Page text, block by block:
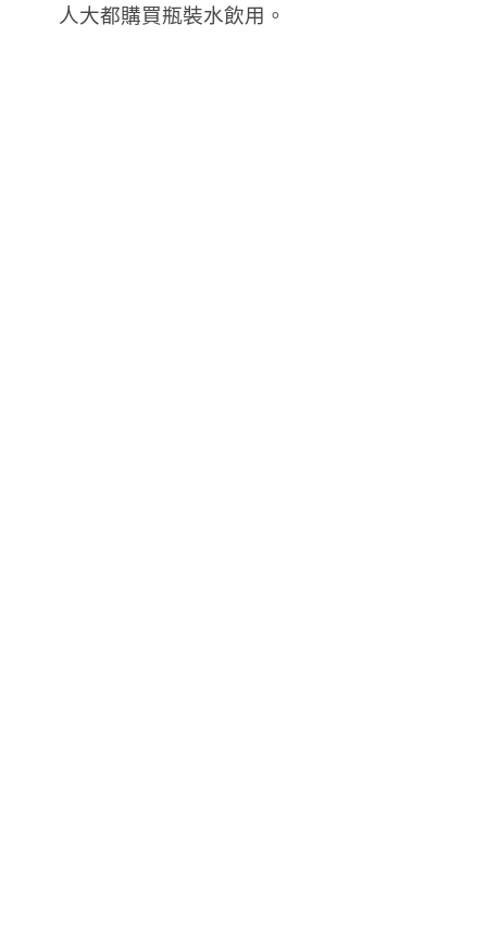
人大都購買瓶裝水飲用。